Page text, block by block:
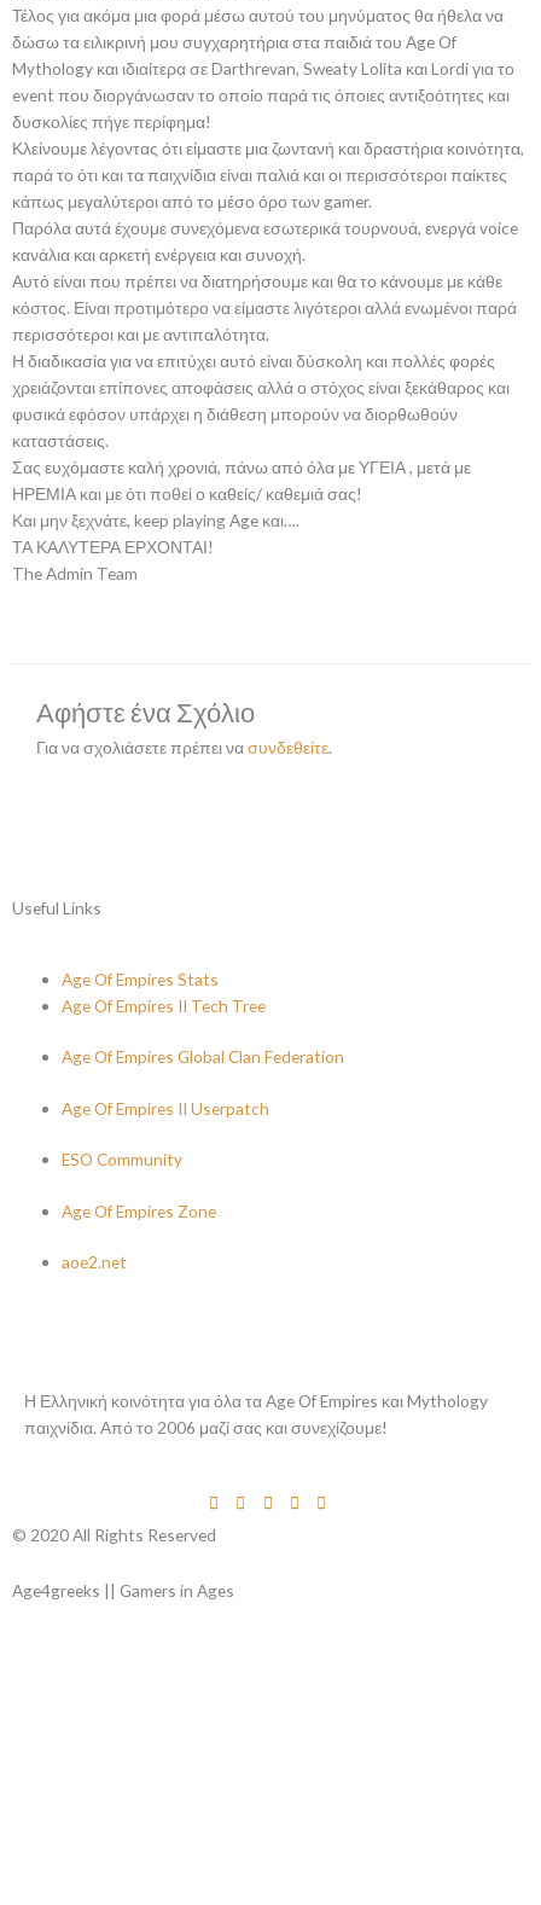
Τέλος για ακόμα μια φορά μέσω αυτού του μηνύματος θα ήθελα να
δώσω τα ειλικρινή μου συγχαρητήρια στα παιδιά του Age Of
Mythology και ιδιαίτερα σε Darthrevan, Sweaty Lolita και Lordi για το
event που διοργάνωσαν το οποίο παρά τις όποιες αντιξοότητες και
δυσκολίες πήγε περίφημα!
Κλείνουμε λέγοντας ότι είμαστε μια ζωντανή και δραστήρια κοινότητα,
παρά το ότι και τα παιχνίδια είναι παλιά και οι περισσότεροι παίκτες
κάπως μεγαλύτεροι από το μέσο όρο των gamer.
Παρόλα αυτά έχουμε συνεχόμενα εσωτερικά τουρνουά, ενεργά voice
κανάλια και αρκετή ενέργεια και συνοχή.
Αυτό είναι που πρέπει να διατηρήσουμε και θα το κάνουμε με κάθε
κόστος. Είναι προτιμότερο να είμαστε λιγότεροι αλλά ενωμένοι παρά
περισσότεροι και με αντιπαλότητα.
Η διαδικασία για να επιτύχει αυτό είναι δύσκολη και πολλές φορές
χρειάζονται επίπονες αποφάσεις αλλά ο στόχος είναι ξεκάθαρος και
φυσικά εφόσον υπάρχει η διάθεση μπορούν να διορθωθούν
καταστάσεις.
Σας ευχόμαστε καλή χρονιά, πάνω από όλα με ΥΓΕΙΑ , μετά με
ΗΡΕΜΙΑ και με ότι ποθεί ο καθείς/ καθεμιά σας!
Και μην ξεχνάτε, keep playing Age και….
ΤΑ ΚΑΛΥΤΕΡΑ ΕΡΧΟΝΤΑΙ!
The Admin Team
Αφήστε ένα Σχόλιο
Για να σχολιάσετε πρέπει νασυνδεθείτε.
Useful Links
Age Of Empires Stats
Age Of Empires II Tech Tree
Age Of Empires Global Clan Federation
Age Of Empires II Userpatch
ESO Community
Age Of Empires Zone
aoe2.net
Η Ελληνική κοινότητα για όλα τα Age Of Empires και Mythology
παιχνίδια. Από το 2006 μαζί σας και συνεχίζουμε!
© 2020 All Rights Reserved
Age4greeks || Gamers in Ages